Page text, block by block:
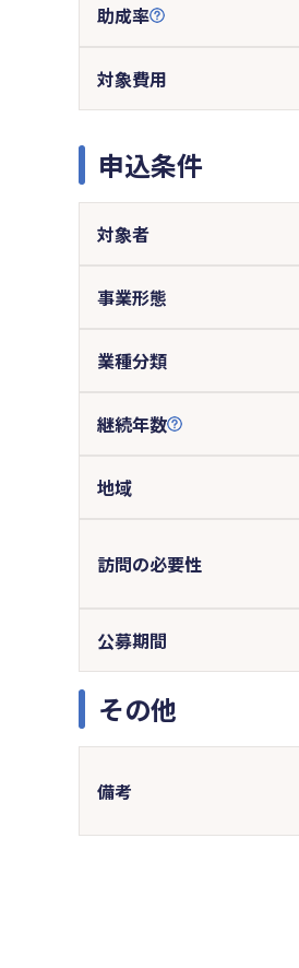
助成率
対象費用
申込条件
対象者
事業形態
業種分類
継続年数
地域
訪問の必要性
公募期間
その他
備考